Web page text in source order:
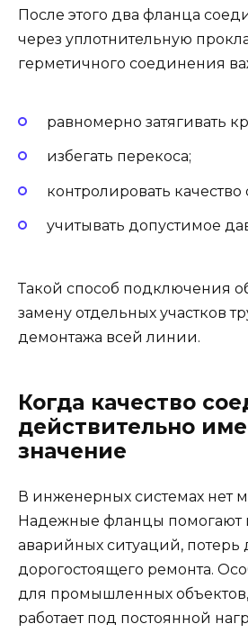
После этого два фланца
через уплотнительную
герметичного соединения
равномерно затягивать
избегать перекоса;
контролировать
учитывать допустимое
Такой способ подключения
замену отдельных участков
демонтажа всей линии.
Когда качество
действительно
значение
В инженерных системах нет
Надежные фланцы помогают
аварийных ситуаций, потерь
дорогостоящего ремонта.
для промышленных
работает под постоянной